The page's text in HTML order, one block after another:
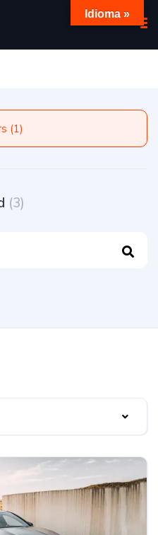
Filters (1)
(3)
Idioma »